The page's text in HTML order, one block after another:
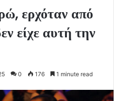
ερχόταν από
είχε αυτή την
0 176 1 minute read